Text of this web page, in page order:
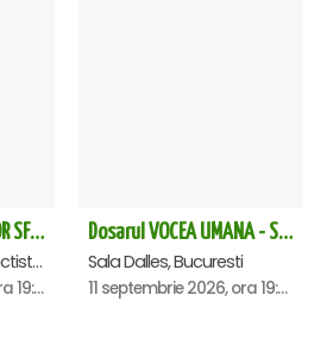
OMAGIU ADUS FEMEILOR SFINTE - Ana Nuță
Sala Aula Magna Teoctist Patriarhul, Palatul Patriarhiei, Bucuresti
10 septembrie 2026, ora 19:00
Dosarul VOCEA UMANA - Sala Dalles
Sala Dalles, Bucuresti
11 septembrie 2026, ora 19:30